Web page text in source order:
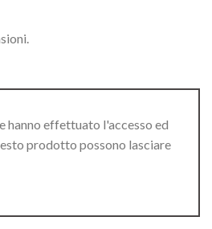
hanno effettuato l'accesso ed
prodotto possono lasciare